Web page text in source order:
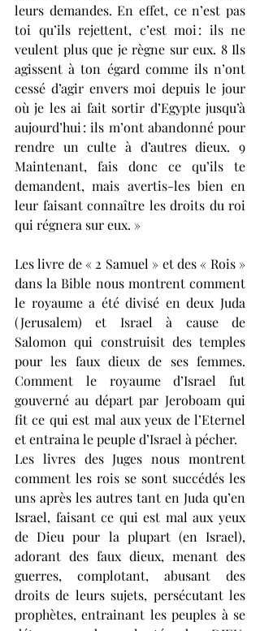
leurs demandes. En effet, ce n’est pas
toi qu’ils rejettent, c’est moi : ils ne
veulent plus que je règne sur eux. 8 Ils
agissent à ton égard comme ils n’ont
cessé d’agir envers moi depuis le jour
où je les ai fait sortir d’Egypte jusqu’à
aujourd’hui : ils m’ont abandonné pour
rendre un culte à d’autres dieux. 9
Maintenant, fais donc ce qu’ils te
demandent, mais avertis-les bien en
leur faisant connaître les droits du roi
qui régnera sur eux. »
Les livre de « 2 Samuel » et des « Rois »
dans la Bible nous montrent comment
le royaume a été divisé en deux Juda
(Jerusalem) et Israel à cause de
Salomon qui construisit des temples
pour les faux dieux de ses femmes.
Comment le royaume d’Israel fut
gouverné au départ par Jeroboam qui
fit ce qui est mal aux yeux de l’Eternel
et entraina le peuple d’Israel à pécher.
Les livres des Juges nous montrent
comment les rois se sont succédés les
uns après les autres tant en Juda qu’en
Israel, faisant ce qui est mal aux yeux
de Dieu pour la plupart (en Israel),
adorant des faux dieux, menant des
guerres, complotant, abusant des
droits de leurs sujets, persécutant les
prophètes, entrainant les peuples à se